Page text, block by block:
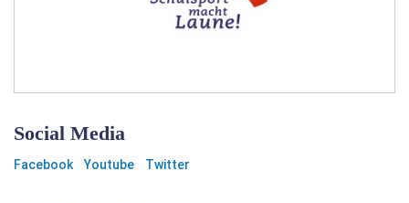
Social Media
Facebook Youtube Twitter